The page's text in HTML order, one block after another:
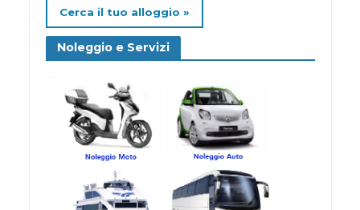
Cerca il tuo alloggio »
Noleggio e Servizi